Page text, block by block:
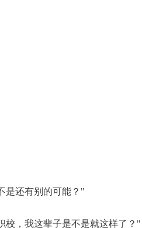
是还有别的可能？"
校，我这辈子是不是就这样了？"